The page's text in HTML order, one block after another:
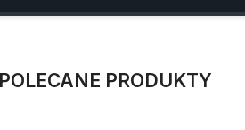
PRODUKTY